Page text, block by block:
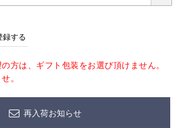
録する
方は、ギフト包装をお選び頂けません。
。
再入荷お知らせ